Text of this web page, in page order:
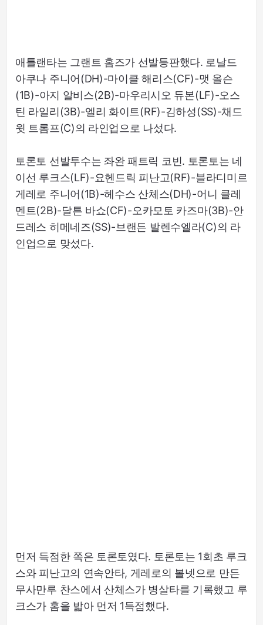
애틀랜타는 그랜트 홈즈가 선발등판했다. 로날드
아쿠나 주니어(DH)-마이클 해리스(CF)-맷 올슨
(1B)-아지 알비스(2B)-마우리시오 듀본(LF)-오스
틴 라일리(3B)-엘리 화이트(RF)-김하성(SS)-채드
윗 트롬프(C)의 라인업으로 나섰다.
토론토 선발투수는 좌완 패트릭 코빈. 토론토는 네
이선 루크스(LF)-요헨드릭 피난고(RF)-블라디미르
게레로 주니어(1B)-헤수스 산체스(DH)-어니 클레
멘트(2B)-달튼 바쇼(CF)-오카모토 카즈마(3B)-안
드레스 히메네즈(SS)-브랜든 발렌수엘라(C)의 라
인업으로 맞섰다.
먼저 득점한 쪽은 토론토였다. 토론토는 1회초 루크
스와 피난고의 연속안타, 게레로의 볼넷으로 만든
무사만루 찬스에서 산체스가 병살타를 기록했고 루
크스가 홈을 밟아 먼저 1득점했다.